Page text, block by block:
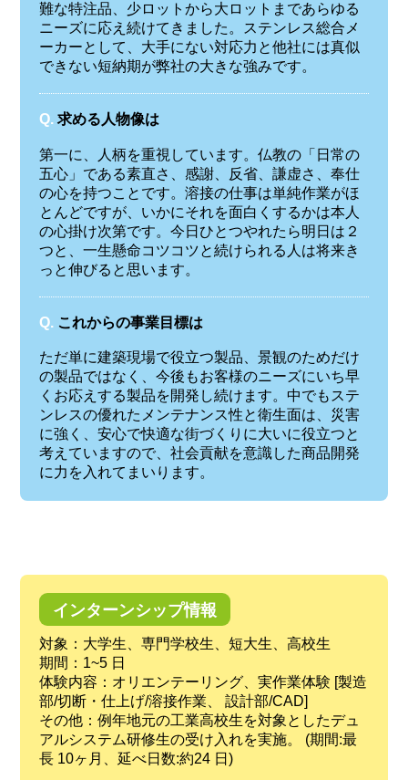
難な特注品、少ロットから大ロットまであらゆる
ニーズに応え続けてきました。ステンレス総合メ
ーカーとして、大手にない対応力と他社には真似
できない短納期が弊社の大きな強みです。
Q. 求める人物像は
第一に、人柄を重視しています。仏教の「日常の
五心」である素直さ、感謝、反省、謙虚さ、奉仕
の心を持つことです。溶接の仕事は単純作業がほ
とんどですが、いかにそれを面白くするかは本人
の心掛け次第です。今日ひとつやれたら明日は２
つと、一生懸命コツコツと続けられる人は将来き
っと伸びると思います。
Q. これからの事業目標は
ただ単に建築現場で役立つ製品、景観のためだけ
の製品ではなく、今後もお客様のニーズにいち早
くお応えする製品を開発し続けます。中でもステ
ンレスの優れたメンテナンス性と衛生面は、災害
に強く、安心で快適な街づくりに大いに役立つと
考えていますので、社会貢献を意識した商品開発
に力を入れてまいります。
インターンシップ情報
対象：大学生、専門学校生、短大生、高校生
期間：1~5 日
体験内容：オリエンテーリング、実作業体験 [製造
部/切断・仕上げ/溶接作業、 設計部/CAD]
その他：例年地元の工業高校生を対象としたデュ
アルシステム研修生の受け入れを実施。 (期間:最
長 10ヶ月、延べ日数:約24 日)